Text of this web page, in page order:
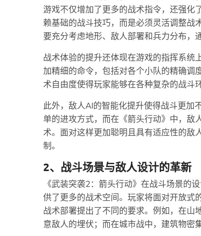
游戏不仅增加了更多的战术指令，还强化
赖基础的战斗技巧，而是必须灵活调整战
要充分考虑地形、敌人部署和兵力分布，
战术体验的提升还体现在游戏的指挥系统
加精细的命令，包括对各个小队的精确调
术自由度使得玩家能够在各种复杂的战斗
此外，敌人AI的智能化提升使得战斗更加
单的进攻方式，而在《箭头行动》中，敌
术。面对这样更加聪明且具有适应性的敌
制。
2、战斗场景与敌人设计的革新
《武装突袭2：箭头行动》在战斗场景的
供了更多的战术空间。玩家将面对开放式
战术部署提出了不同的要求。例如，在山
意敌人的埋伏；而在城市战中，建筑物密